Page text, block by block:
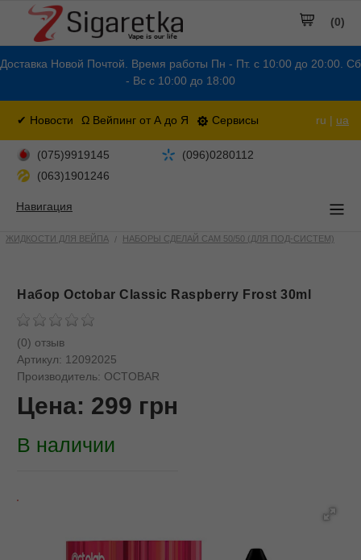
Доставка Новой Почтой. Время работы Пн - Пт. с 10:00 до 20:00. Сб
- Вс с 10:00 до 18:00
✔ Новости Ω Вейпинг от А до Я Сервисы ru | ua
(0)
(075)9919145
(096)0280112
(063)1901246
Навигация
ЖИДКОСТИ ДЛЯ ВЕЙПА НАБОРЫ СДЕЛАЙ САМ 50/50 (ДЛЯ ПОД-СИСТЕМ)
Набор Octobar Classic Raspberry Frost 30ml
(0) отзыв
Артикул: 12092025
Производитель: OCTOBAR
Цена: 299 грн
В наличии